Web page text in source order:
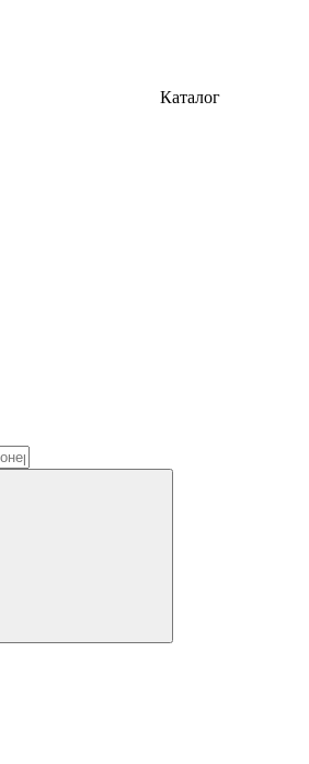
Каталог